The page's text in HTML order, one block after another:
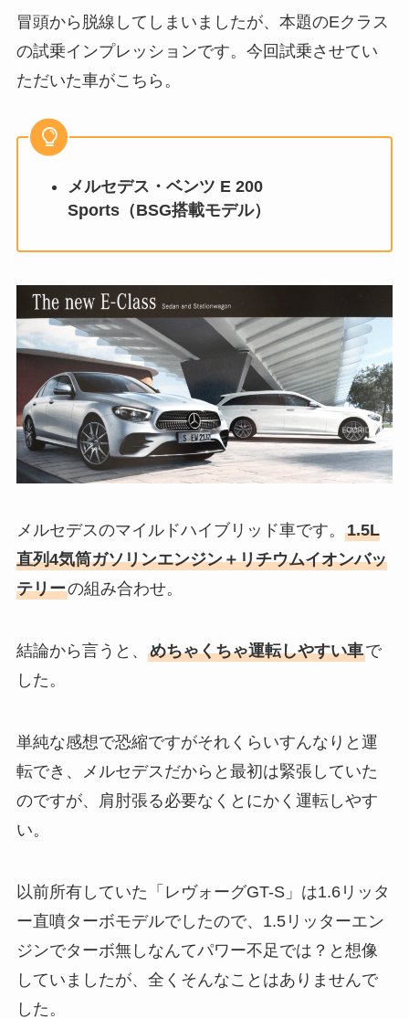
冒頭から脱線してしまいましたが、本題のEクラス
の試乗インプレッションです。今回試乗させてい
ただいた車がこちら。
メルセデス・ベンツ E 200
Sports（BSG搭載モデル）
メルセデスのマイルドハイブリッド車です。 1.5L
直列4気筒ガソリンエンジン＋リチウムイオンバッ
テリーの組み合わせ。
結論から言うと、 めちゃくちゃ運転しやすい車で
した。
単純な感想で恐縮ですがそれくらいすんなりと運
転でき、メルセデスだからと最初は緊張していた
のですが、肩肘張る必要なくとにかく運転しやす
い。
以前所有していた「レヴォーグGT-S」は1.6リッタ
ー直噴ターボモデルでしたので、1.5リッターエン
ジンでターボ無しなんてパワー不足では？と想像
していましたが、全くそんなことはありませんで
した。